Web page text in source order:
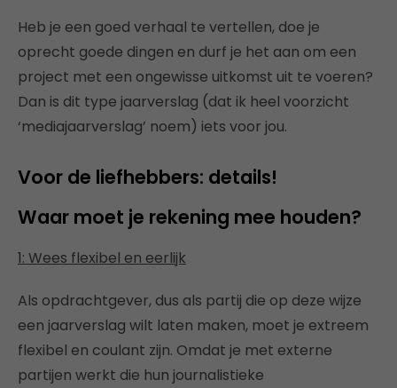
Heb je een goed verhaal te vertellen, doe je
oprecht goede dingen en durf je het aan om een
project met een ongewisse uitkomst uit te voeren?
Dan is dit type jaarverslag (dat ik heel voorzicht
‘mediajaarverslag’ noem) iets voor jou.
Voor de liefhebbers: details!
Waar moet je rekening mee houden?
1: Wees flexibel en eerlijk
Als opdrachtgever, dus als partij die op deze wijze
een jaarverslag wilt laten maken, moet je extreem
flexibel en coulant zijn. Omdat je met externe
partijen werkt die hun journalistieke